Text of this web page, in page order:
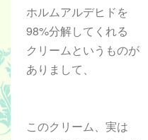
ホルムアルデヒドを
98%分解してくれる
クリームというものが
ありまして、
このクリーム、実は